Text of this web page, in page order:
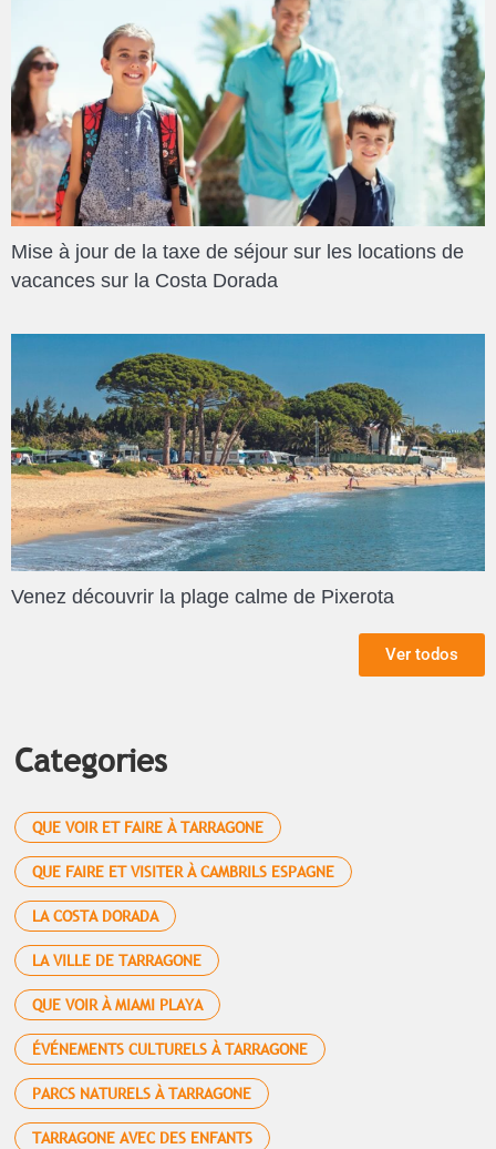
Mise à jour de la taxe de séjour sur les locations de
vacances sur la Costa Dorada
Venez découvrir la plage calme de Pixerota
Ver todos
Categories
QUE VOIR ET FAIRE À TARRAGONE
QUE FAIRE ET VISITER À CAMBRILS ESPAGNE
LA COSTA DORADA
LA VILLE DE TARRAGONE
QUE VOIR À MIAMI PLAYA
ÉVÉNEMENTS CULTURELS À TARRAGONE
PARCS NATURELS À TARRAGONE
TARRAGONE AVEC DES ENFANTS